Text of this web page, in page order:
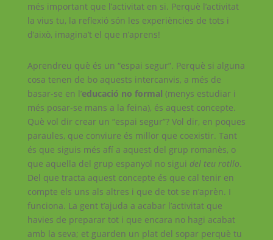
més important que l’activitat en si. Perquè l’activitat
la vius tu, la reflexió són les experiències de tots i
d’això, imagina’t el que n’aprens!
Aprendreu què és un “espai segur”. Perquè si alguna
cosa tenen de bo aquests intercanvis, a més de
basar-se en l’educació no formal (menys estudiar i
més posar-se mans a la feina), és aquest concepte.
Què vol dir crear un “espai segur”? Vol dir, en poques
paraules, que conviure és millor que coexistir. Tant
és que siguis més afí a aquest del grup romanès, o
que aquella del grup espanyol no sigui del teu rotllo.
Del que tracta aquest concepte és que cal tenir en
compte els uns als altres i que de tot se n’aprèn. I
funciona. La gent t’ajuda a acabar l’activitat que
havies de preparar tot i que encara no hagi acabat
amb la seva; et guarden un plat del sopar perquè tu